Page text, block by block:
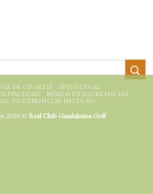
DE COOKIES
AVISO LEGAL
BUZÓN DE SUGERENCIAS
DE DENUNCIAS INTERNO
2026 © Real Club Guadalmina Golf